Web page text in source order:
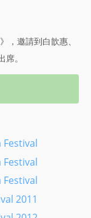
，邀請到白歆惠、
。
Festival
Festival
Festival
2011